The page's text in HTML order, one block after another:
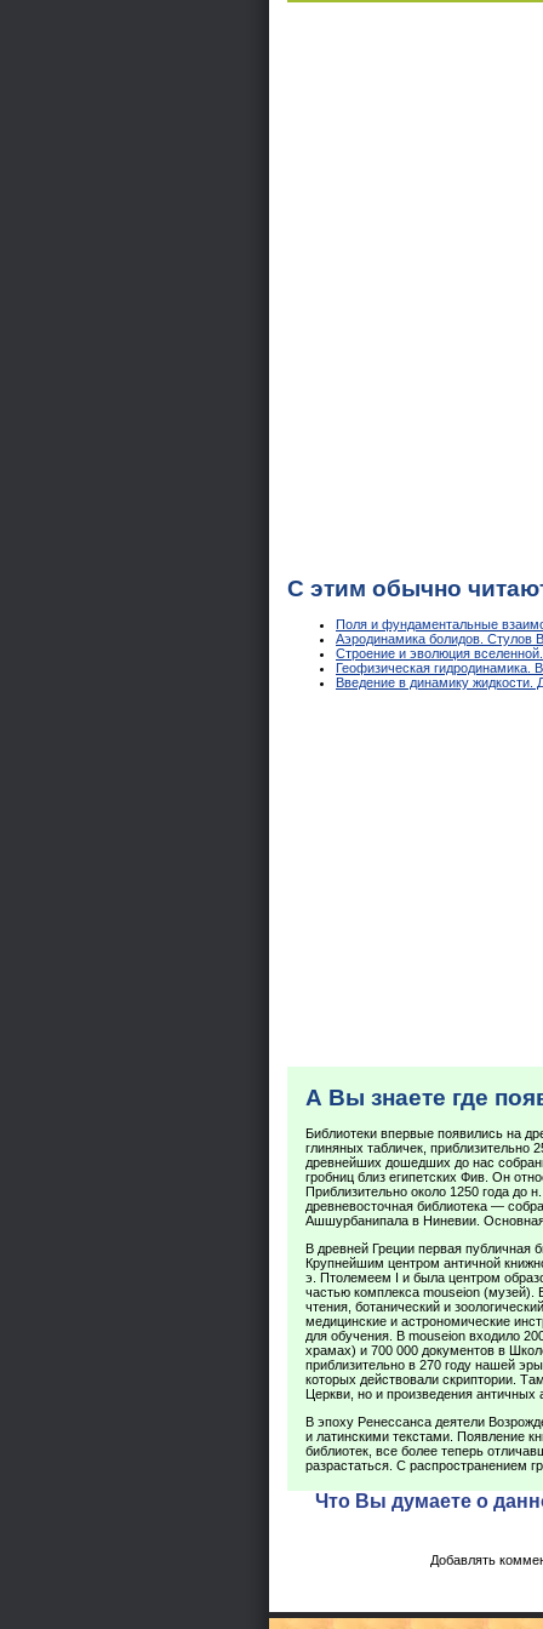
С этим обычно
Поля и фундаментальные
Аэродинамика болидов.
Строение и эволюция
Геофизическая гидродинамика.
Введение в динамику жидкости.
А Вы знаете где
Библиотеки впервые появились на
глиняных табличек, приблизительно
древнейших дошедших до нас
гробниц близ египетских Фив. Он
Приблизительно около 1250 года до
древневосточная библиотека —
Ашшурбанипала в Ниневии.
В древней Греции первая публичная
Крупнейшим центром античной
э. Птолемеем I и была центром
частью комплекса mouseion
чтения, ботанический и
медицинские и астрономические
для обучения. В mouseion входило
храмах) и 700 000 документов в
приблизительно в 270 году нашей
которых действовали скриптории.
Церкви, но и произведения античных
В эпоху Ренессанса деятели
и латинскими текстами. Появление
библиотек, все более теперь
разрастаться. С распространением
Что Вы думаете о
Добавлять